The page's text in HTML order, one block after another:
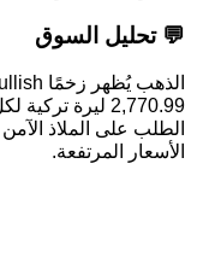
💬 تحليل السوق
2,770.99 ليرة تركية لكل جرام عيار 10.
الطلب على الملاذ
الأسعار المرتفعة.